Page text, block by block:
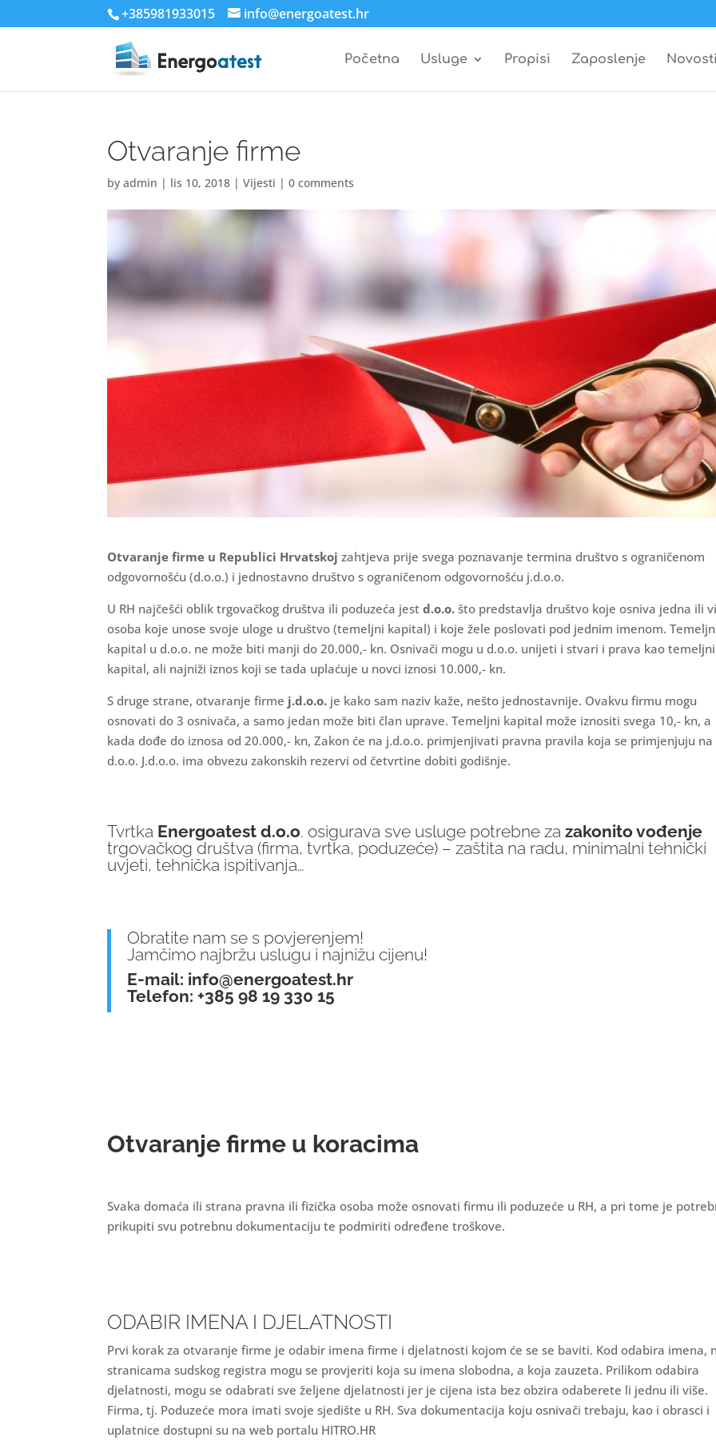
+385981933015 info@energoatest.hr
Početna Usluge Propisi Zaposlenje Novosti
Otvaranje firme
byadmin | lis 10, 2018 |Vijesti |0 comments
Otvaranje firme u Republici Hrvatskoj zahtjeva prije svega poznavanje termina društvo s ograničenom
odgovornošću (d.o.o.) i jednostavno društvo s ograničenom odgovornošću j.d.o.o.
U RH najčešći oblik trgovačkog društva ili poduzeća jestd.o.o. što predstavlja društvo koje osniva jedna ili
osoba koje unose svoje uloge u društvo (temeljni kapital) i koje žele poslovati pod jednim imenom.
kapital u d.o.o. ne može biti manji do 20.000,- kn. Osnivači mogu u d.o.o. unijeti i stvari i prava kao temeljni
kapital, ali najniži iznos koji se tada uplaćuje u novci iznosi 10.000,- kn.
S druge strane, otvaranje firme j.d.o.o. je kako sam naziv kaže, nešto jednostavnije. Ovakvu firmu mogu
osnovati do 3 osnivača, a samo jedan može biti član uprave. Temeljni kapital može iznositi svega 10,- kn, a
kada dođe do iznosa od 20.000,- kn, Zakon će na j.d.o.o. primjenjivati pravna pravila koja se primjenjuju na
d.o.o. J.d.o.o. ima obvezu zakonskih rezervi od četvrtine dobiti godišnje.
Tvrtka Energoatest d.o.o. osigurava sve usluge potrebne zazakonito vođenje
trgovačkog društva (firma, tvrtka, poduzeće) – zaštita na radu, minimalni tehnički
uvjeti, tehnička ispitivanja…
Obratite nam se s povjerenjem!
Jamčimo najbržu uslugu i najnižu cijenu!
E-mail: info@energoatest.hr
Telefon: +385 98 19 330 15
Otvaranje firme u koracima
Svaka domaća ili strana pravna ili fizička osoba može osnovati firmu ili poduzeće u RH, a pri tome je
prikupiti svu potrebnu dokumentaciju te podmiriti određene troškove.
ODABIR IMENA I DJELATNOSTI
Prvi korak za otvaranje firme je odabir imena firme i djelatnosti kojom će se se baviti. Kod odabira imena,
stranicama sudskog registra mogu se provjeriti koja su imena slobodna, a koja zauzeta. Prilikom odabira
djelatnosti, mogu se odabrati sve željene djelatnosti jer je cijena ista bez obzira odaberete li jednu ili više.
Firma, tj. Poduzeće mora imati svoje sjedište u RH. Sva dokumentacija koju osnivači trebaju, kao i obrasci i
uplatnice dostupni su na web portalu HITRO.HR